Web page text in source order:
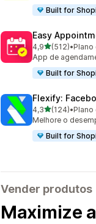
Built for
Easy
4,9de 5 estrelas
(512)
512 avaliações
•Plano
App de
Built for
Flexify:
4,3de 5 estrelas
(124)
124 avaliações
•Plano
Melhore o
Built for
Vender produtos
Maximize